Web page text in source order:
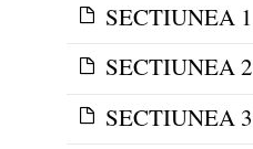
SECTIUNEA 1
SECTIUNEA 2
SECTIUNEA 3